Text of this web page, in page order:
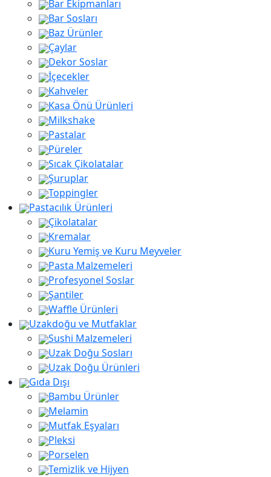
Bar Ekipmanları
Bar Sosları
Baz Ürünler
Çaylar
Dekor Soslar
İçecekler
Kahveler
Kasa Önü Ürünleri
Milkshake
Pastalar
Püreler
Sıcak Çikolatalar
Şuruplar
Toppingler
Pastacılık Ürünleri
Çikolatalar
Kremalar
Kuru Yemiş ve Kuru Meyveler
Pasta Malzemeleri
Profesyonel Soslar
Şantiler
Waffle Ürünleri
Uzakdoğu ve Mutfaklar
Sushi Malzemeleri
Uzak Doğu Sosları
Uzak Doğu Ürünleri
Gıda Dışı
Bambu Ürünler
Melamin
Mutfak Eşyaları
Pleksi
Porselen
Temizlik ve Hijyen